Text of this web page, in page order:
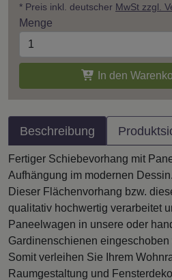
* Preis inkl. deutscher MwSt zzgl.
Menge
In den
Beschreibung
Fertiger Schiebevorhang mit
Aufhängung im modernen Dessin.
Dieser Flächenvorhang bzw.
qualitativ hochwertig verarbeitet
Paneelwagen in unsere oder
Gardinenschienen eingeschoben
Somit verleihen Sie Ihrem
Raumgestaltung und